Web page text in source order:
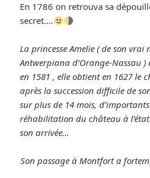
En 1786 on retrouva sa
secret….
La princesse Amelie ( de son vrai
Antwerpiana d’Orange-Nassau )
en 1581 , elle obtient en 1627 le
après la succession difficile de
sur plus de 14 mois,
réhabilitation du château à
son arrivée…
Son passage à Montfort a